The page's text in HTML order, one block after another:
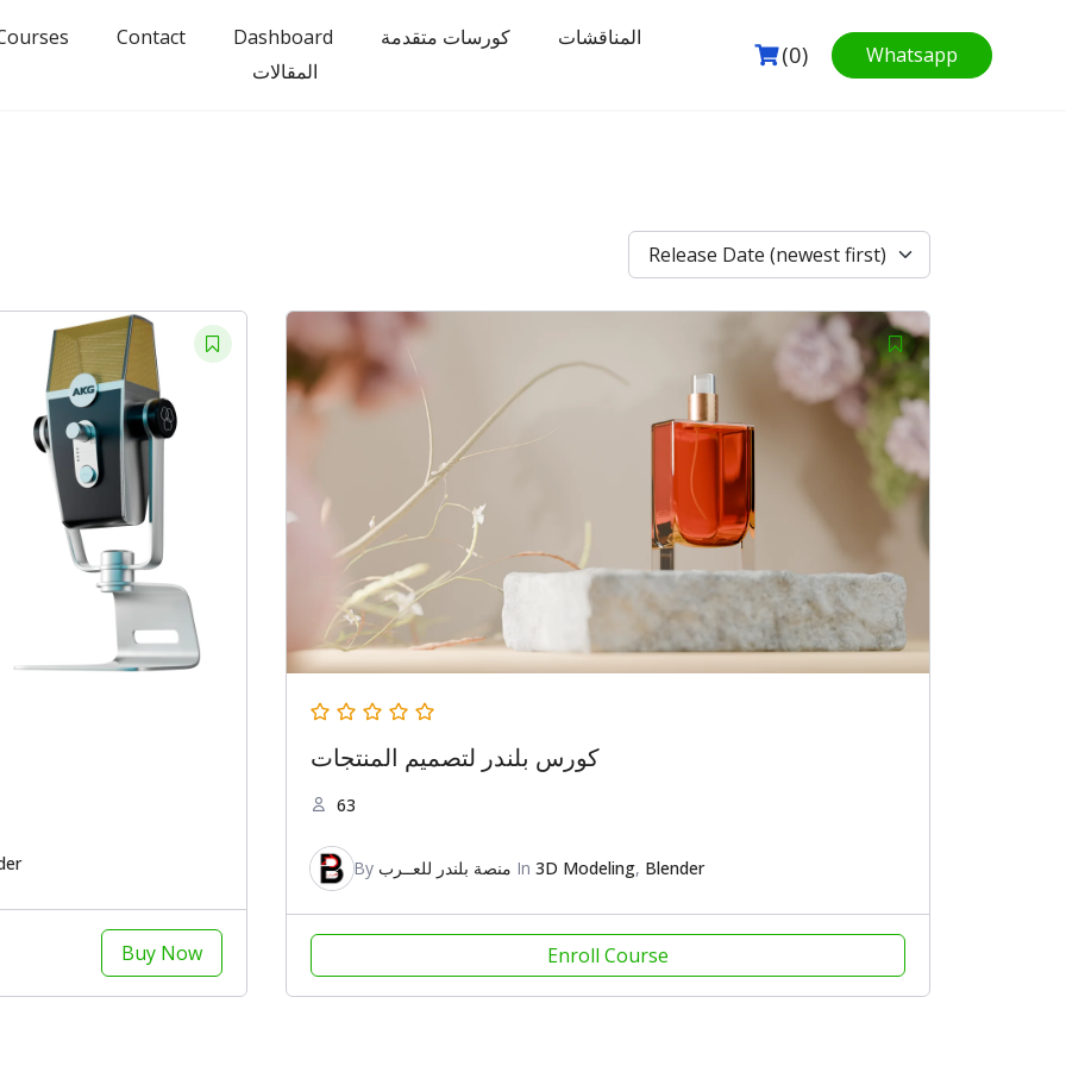
Contact Dashboard كورسات متقدمة
المناقشات
المقالات
(0) Whatsapp
Release Date (newest first)
Buy Now
كورس بلندر لتصميم المنتجات
63
By منصة بلندر للعــرب In 3D Modeling, Blender
Enroll Course